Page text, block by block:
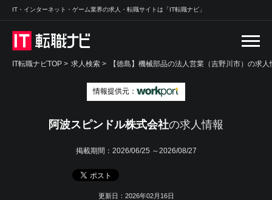
IT・インターネット・ゲーム業界の求人・転職サイトは「IT転職ナビ」
IT転職ナビTOP > 求人検索 > 【徳島】機械部品の法人営業（吉野川市）の求人
情報提供元：
阿波スピンドル株式会社の求人情報
掲載期間： 2026/06/25 ～2026/08/27
更新日：2026年02月16日